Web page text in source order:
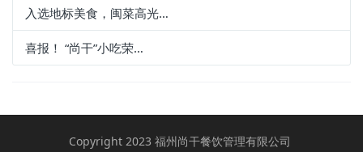
入选地标美食，闽菜高光…
喜报！ “尚干”小吃荣…
Copyright 2023 福州尚干餐饮管理有限公司